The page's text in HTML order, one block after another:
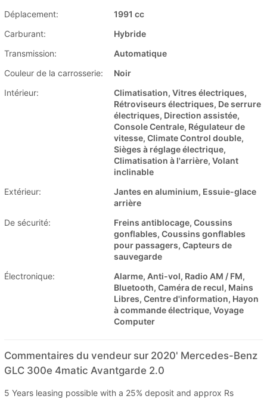
Déplacement:
1991 cc
Carburant:
Hybride
Transmission:
Automatique
Couleur de la carrosserie:
Noir
Intérieur:
Climatisation, Vitres électriques,
Rétroviseurs électriques, De serrure
électriques, Direction assistée,
Console Centrale, Régulateur de
vitesse, Climate Control double,
Sièges à réglage électrique,
Climatisation à l'arrière, Volant
inclinable
Extérieur:
Jantes en aluminium, Essuie-glace
arrière
De sécurité:
Freins antiblocage, Coussins
gonflables, Coussins gonflables
pour passagers, Capteurs de
sauvegarde
Électronique:
Alarme, Anti-vol, Radio AM / FM,
Bluetooth, Caméra de recul, Mains
Libres, Centre d'information, Hayon
à commande électrique, Voyage
Computer
Commentaires du vendeur sur 2020' Mercedes-Benz
GLC 300e 4matic Avantgarde 2.0
5 Years leasing possible with a 25% deposit and approx Rs